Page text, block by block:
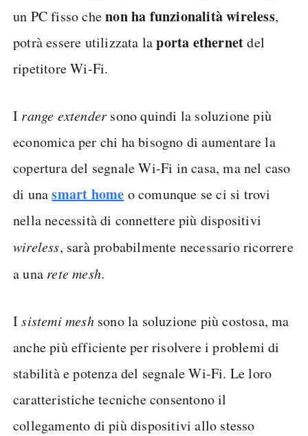
un PC fisso chenon ha funzionalità wireless,
potrà essere utilizzata laporta ethernetdel
ripetitore Wi-Fi.
I range extender sono quindi la soluzione più
economica per chi ha bisogno di aumentare la
copertura del segnale Wi-Fi in casa, ma nel caso
di unasmart home o comunque se ci si trovi
nella necessità di connettere più dispositivi
wireless, sarà probabilmente necessario ricorrere
a una rete mesh.
Isistemi meshsono la soluzione più costosa, ma
anche più efficiente per risolvere i problemi di
stabilità e potenza del segnale Wi-Fi. Le loro
caratteristiche tecniche consentono il
collegamento di più dispositivi allo stesso